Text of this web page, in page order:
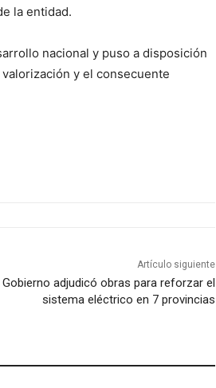
la entidad.
nacional y puso a disposición
y el consecuente
Artículo siguiente
Gobierno adjudicó obras para reforzar el
sistema eléctrico en 7 provincias